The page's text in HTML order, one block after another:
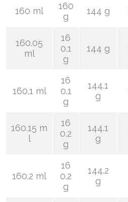
160 ml
160
g
144 g
160.05
ml
16
0.1
g
144 g
160.1 ml
16
0.1
g
144.1
g
160.15 m
l
16
0.2
g
144.1
g
160.2 ml
16
0.2
g
144.2
g